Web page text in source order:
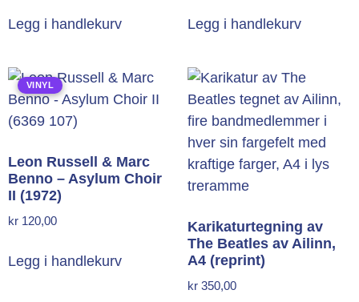
Legg i handlekurv Legg i handlekurv
VINYL
Leon Russell & Marc
Benno – Asylum Choir
II (1972)
kr 120,00
Legg i handlekurv
Karikaturtegning av
The Beatles av Ailinn,
A4 (reprint)
kr 350,00